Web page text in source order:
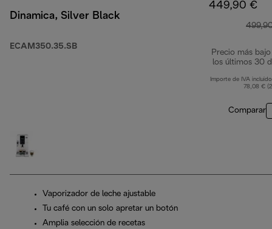
Dinamica, Silver Black
ECAM350.35.SB
449,90 €
Precio más bajo
los últimos 30
Importe de IVA
78,08 €
Comparar
Vaporizador de leche ajustable
Tu café con un solo apretar un botón
Amplia selección de recetas